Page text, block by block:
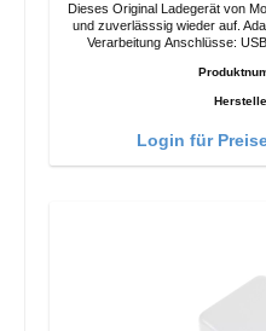
Dieses Original Ladegerät von
und zuverlässsig wieder auf. Adapter Original Motorola
Verarbeitung
Login für